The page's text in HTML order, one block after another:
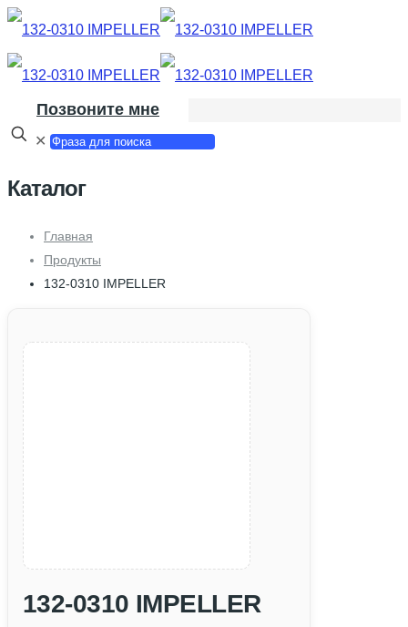
Позвоните мне
✕
Каталог
Главная
Продукты
132-0310 IMPELLER
132-0310 IMPELLER